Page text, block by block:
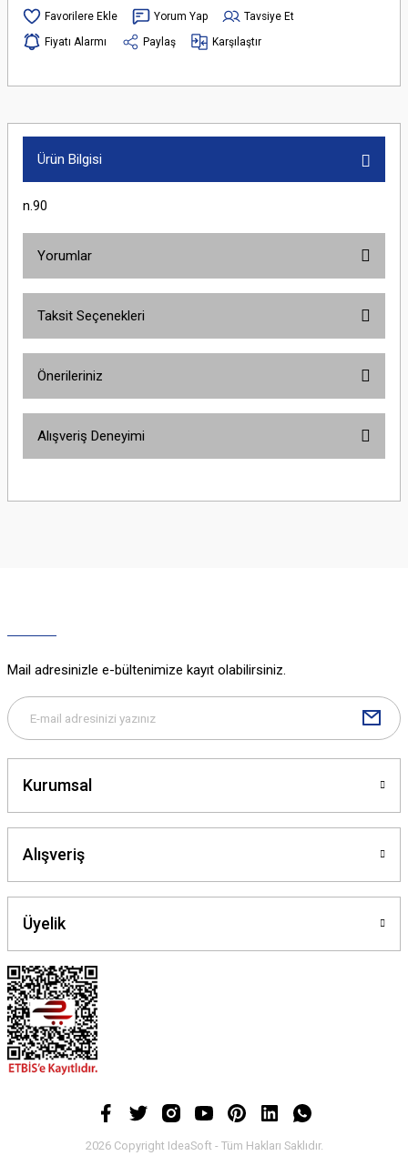
Yorum Yap
Tavsiye Et
Fiyatı Alarmı
Paylaş Karşılaştır
Ürün Bilgisi
n.90
Yorumlar
Taksit Seçenekleri
Önerileriniz
yetersiz gördüğünüz noktaları öneri formunu kullanarak tarafımıza
Gönder
Alışveriş Deneyimi
Mail adresinizle e-bültenimize kayıt olabilirsiniz.
Kurumsal
Alışveriş
Üyelik
2026 Copyright IdeaSoft - Tüm Hakları Saklıdır.